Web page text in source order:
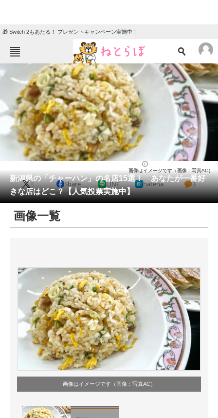
🎁 Switch 2もあたる！ プレゼントキャンペーン実施中！
ねとらぼメニュー
TOP ニュース
エンタメ クイズ
グルメ 地域
住まい 教育・育児
リサーチ
会員記事
メディア
注目記事を集めた総合ページ
進化するPCとデバイスの未来
好きが集まる 比べて選べる
ビジネスと働き方のヒント
AI活用のいまが分かる
企業ITのトレンドを詳説
経営リーダーのコミュニティ
マーケ×ITの今がよく分かる
新潟県の「チャーハン」の名店15選！ あなたが一番好
きな店はどこ？【人気投票実施中】
画像はイメージです（画像：写真AC）
X Share LINE hatena 3
画像一覧
画像はイメージです（ 画像：写真AC）